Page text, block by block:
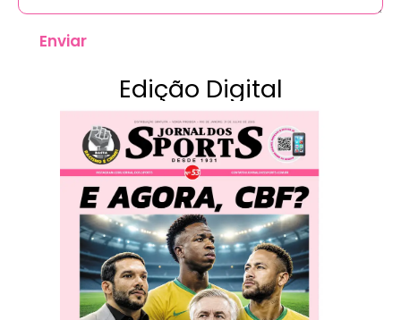
Enviar
Edição Digital